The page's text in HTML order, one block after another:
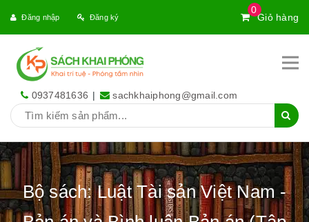
0
Giỏ hàng
Đăng nhập Đăng ký
0937481636 | sachkhaiphong@gmail.com
Bộ sách: Luật Tài sản Việt Nam -